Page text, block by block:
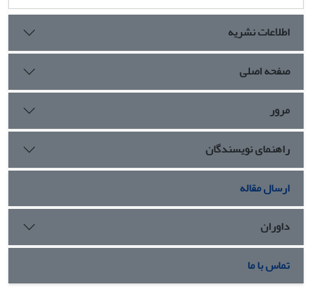
اطلاعات نشریه
صفحه اصلی
مرور
راهنمای نویسندگان
ارسال مقاله
داوران
تماس با ما